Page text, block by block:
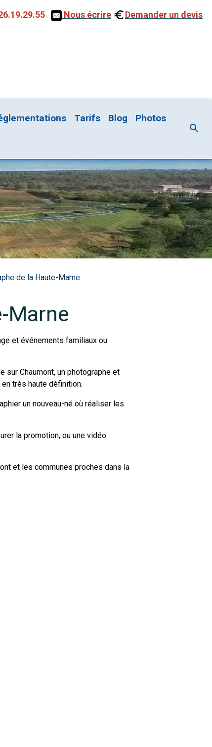
Nous écrire Demander un devis
Tarifs Blog
Photos
de la Haute-Marne
Marne
et événements familiaux ou
Chaumont, un photographe et
très haute définition.
un nouveau-né où réaliser les
la promotion, ou une vidéo
et les communes proches dans la